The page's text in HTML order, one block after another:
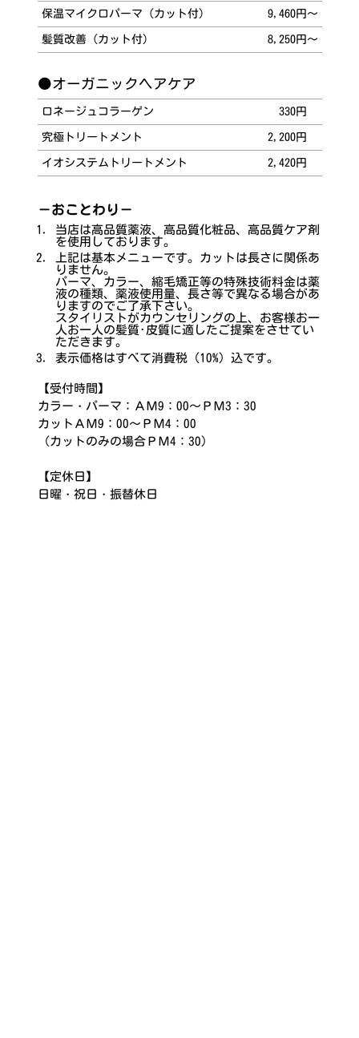
保温マイクロパーマ（カット付） 9,460円～
髪質改善（カット付） 8,250円～
●オーガニックヘアケア
ロネージュコラーゲン 330円
究極トリートメント 2,200円
イオシステムトリートメント 2,420円
－おことわり－
当店は高品質薬液、高品質化粧品、高品質ケア剤
を使用しております。
上記は基本メニューです。カットは長さに関係あ
りません。
パーマ、カラー、縮毛矯正等の特殊技術料金は薬
液の種類、薬液使用量、長さ等で異なる場合があ
りますのでご了承下さい。
スタイリストがカウンセリングの上、お客様お一
人お一人の髪質･皮質に適したご提案をさせてい
ただきます。
表示価格はすべて消費税（10%）込です。
【受付時間】
カラー・パーマ：ＡＭ9：00～ＰＭ3：30
カットＡＭ9：00～ＰＭ4：00
（カットのみの場合ＰＭ4：30）
【定休日】
日曜・祝日・振替休日